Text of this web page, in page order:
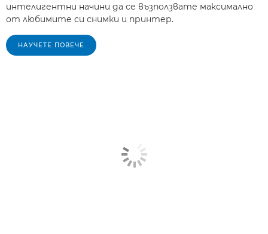
интелигентни начини да се възползвате максимално
от любимите си снимки и принтер.
НАУЧЕТЕ ПОВЕЧЕ